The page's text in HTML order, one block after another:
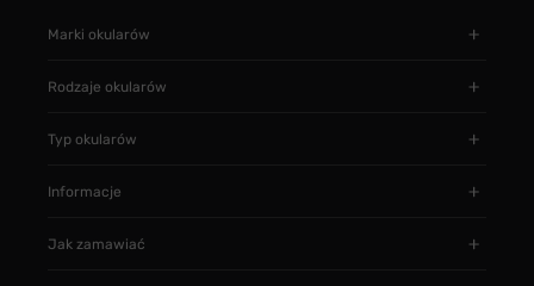
Marki okularów
Rodzaje okularów
Typ okularów
Informacje
Jak zamawiać